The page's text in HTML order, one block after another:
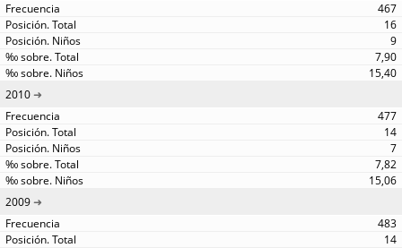
467
16
9
7,90
15,40
2010
477
14
7
7,82
15,06
2009
483
14